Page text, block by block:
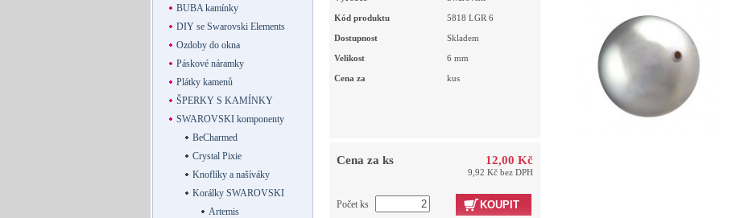
BUBA kamínky
DIY se Swarovski Elements
Ozdoby do okna
Páskové náramky
Plátky kamenů
ŠPERKY S KAMÍNKY
SWAROVSKI komponenty
BeCharmed
Crystal Pixie
Knoflíky a našíváky
Korálky SWAROVSKI
Artemis
Kód produktu 5818 LGR 6
Dostupnost Skladem
Velikost 6 mm
Cena za kus
Cena za ks 12,00 Kč
9,92 Kč bez DPH
Počet ks KOUPIT